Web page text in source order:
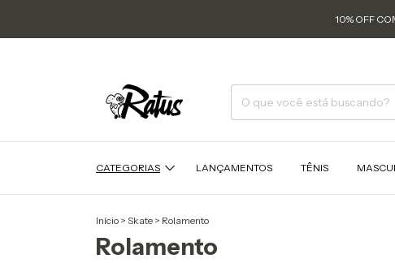
10% OFF
CATEGORIAS LANÇAMENTOS TÊNIS
Início > Skate > Rolamento
Rolamento